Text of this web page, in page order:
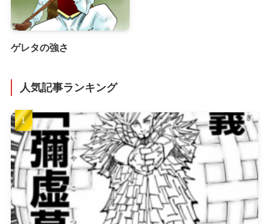
ゲレタの強さ
人気記事ランキング